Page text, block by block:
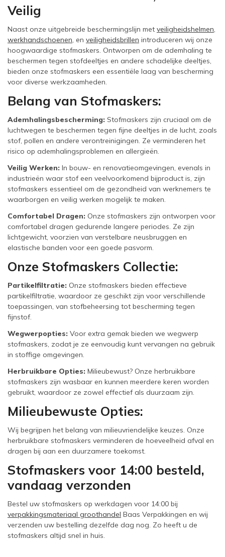
Veilig
Naast onze uitgebreide beschermingslijn met veiligheidshelmen,
werkhandschoenen, en veiligheidsbrillen introduceren wij onze
hoogwaardige stofmaskers. Ontworpen om de ademhaling te
beschermen tegen stofdeeltjes en andere schadelijke deeltjes,
bieden onze stofmaskers een essentiële laag van bescherming
voor diverse werkzaamheden.
Belang van Stofmaskers:
Ademhalingsbescherming: Stofmaskers zijn cruciaal om de
luchtwegen te beschermen tegen fijne deeltjes in de lucht, zoals
stof, pollen en andere verontreinigingen. Ze verminderen het
risico op ademhalingsproblemen en allergieën.
Veilig Werken: In bouw- en renovatieomgevingen, evenals in
industrieën waar stof een veelvoorkomend bijproduct is, zijn
stofmaskers essentieel om de gezondheid van werknemers te
waarborgen en veilig werken mogelijk te maken.
Comfortabel Dragen: Onze stofmaskers zijn ontworpen voor
comfortabel dragen gedurende langere periodes. Ze zijn
lichtgewicht, voorzien van verstelbare neusbruggen en
elastische banden voor een goede pasvorm.
Onze Stofmaskers Collectie:
Partikelfiltratie: Onze stofmaskers bieden effectieve
partikelfiltratie, waardoor ze geschikt zijn voor verschillende
toepassingen, van stofbeheersing tot bescherming tegen
fijnstof.
Wegwerpopties: Voor extra gemak bieden we wegwerp
stofmaskers, zodat je ze eenvoudig kunt vervangen na gebruik
in stoffige omgevingen.
Herbruikbare Opties: Milieubewust? Onze herbruikbare
stofmaskers zijn wasbaar en kunnen meerdere keren worden
gebruikt, waardoor ze zowel effectief als duurzaam zijn.
Milieubewuste Opties:
Wij begrijpen het belang van milieuvriendelijke keuzes. Onze
herbruikbare stofmaskers verminderen de hoeveelheid afval en
dragen bij aan een duurzamere toekomst.
Stofmaskers voor 14:00 besteld,
vandaag verzonden
Bestel uw stofmaskers op werkdagen voor 14:00 bij
verpakkingsmateriaal groothandel Baas Verpakkingen en wij
verzenden uw bestelling dezelfde dag nog. Zo heeft u de
stofmaskers altijd snel in huis.